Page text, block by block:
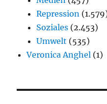
Repression
Soziales (2.453)
Umwelt (535)
Veronica Anghel (1)